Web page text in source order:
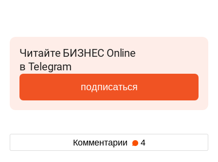
Читайте БИЗНЕС Online
в Telegram
подписаться
Комментарии 4